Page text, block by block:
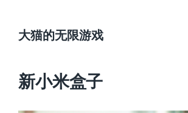
大猫的无限游戏
新小米盒子